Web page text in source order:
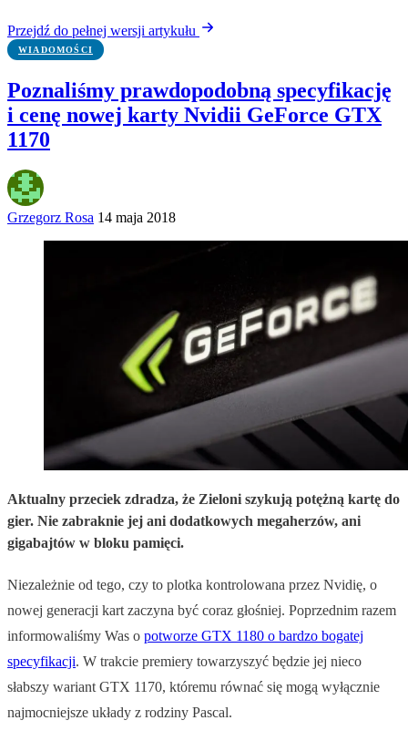
Przejdź do pełnej wersji artykułu
WIADOMOŚCI
Poznaliśmy prawdopodobną specyfikację
i cenę nowej karty Nvidii GeForce GTX
1170
Grzegorz Rosa 14 maja 2018
Aktualny przeciek zdradza, że Zieloni szykują potężną kartę do
gier. Nie zabraknie jej ani dodatkowych megaherzów, ani
gigabajtów w bloku pamięci.
Niezależnie od tego, czy to plotka kontrolowana przez Nvidię, o
nowej generacji kart zaczyna być coraz głośniej. Poprzednim razem
informowaliśmy Was o potworze GTX 1180 o bardzo bogatej
specyfikacji. W trakcie premiery towarzyszyć będzie jej nieco
słabszy wariant GTX 1170, któremu równać się mogą wyłącznie
najmocniejsze układy z rodziny Pascal.